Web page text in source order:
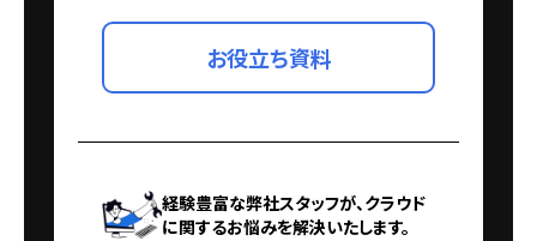
お役立ち資料
経験豊富な弊社スタッフが、クラウド
に関するお悩みを解決いたします。